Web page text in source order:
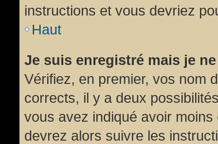
instructions et vous devriez
Haut
Je suis enregistré mais je
Vérifiez, en premier, vos nom
corrects, il y a deux
vous avez indiqué avoir
devrez alors suivre les